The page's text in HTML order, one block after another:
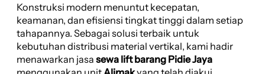
Konstruksi modern menuntut kecepatan,
keamanan, dan efisiensi tingkat tinggi dalam setiap
tahapannya. Sebagai solusi terbaik untuk
kebutuhan distribusi material vertikal, kami hadir
menawarkan jasa sewa lift barang Pidie Jaya